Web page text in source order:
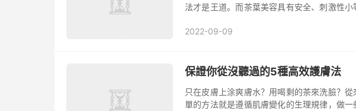
法才是王道。而茶葉美容具有安全、刺激性
涂到臉上...
2022-09-09
保證你從沒聽過的5種高效護膚法
只在皮膚上涂爽膚水？用喝剩的茶來洗臉？
單的方法就是遵循肌膚變化的生理規律，做